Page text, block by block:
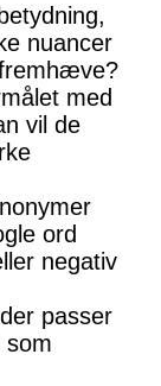
nuancer
med
vil de
ord
negativ
passer
som